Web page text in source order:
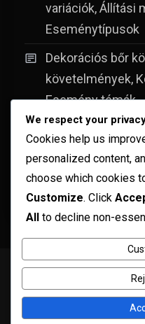
variációk, Állítási
Eseménytípusok
Dekorációs bőr
követelmények,
Esemény témák
Részvételi
Megtekintési
Mount Skin
Igényforrások,
Copyright © ogma blog
Theme: ogma-
We respect your
Cookies help us
personalized content,
choose which cookies
Customize. Click
All to decline non-